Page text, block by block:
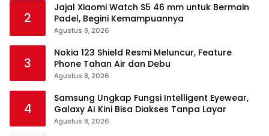
2
Jajal Xiaomi Watch S5 46 mm untuk Bermain
Padel, Begini Kemampuannya
Agustus 8, 2026
3
Nokia 123 Shield Resmi Meluncur, Feature
Phone Tahan Air dan Debu
Agustus 8, 2026
4
Samsung Ungkap Fungsi Intelligent Eyewear,
Galaxy AI Kini Bisa Diakses Tanpa Layar
Agustus 8, 2026